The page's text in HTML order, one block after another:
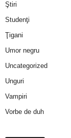
Ştiri
Studenţi
Ţigani
Umor negru
Uncategorized
Unguri
Vampiri
Vorbe de duh